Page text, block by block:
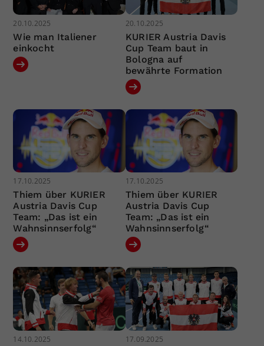
20.10.2025
Wie man Italiener
einkocht
20.10.2025
KURIER Austria Davis
Cup Team baut in
Bologna auf
bewährte Formation
17.10.2025
Thiem über KURIER
Austria Davis Cup
Team: „Das ist ein
Wahnsinnserfolg“
17.10.2025
Thiem über KURIER
Austria Davis Cup
Team: „Das ist ein
Wahnsinnserfolg“
14.10.2025 17.09.2025